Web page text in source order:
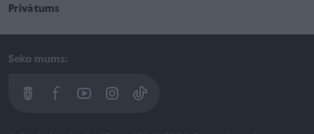
Privātums
Seko mums: